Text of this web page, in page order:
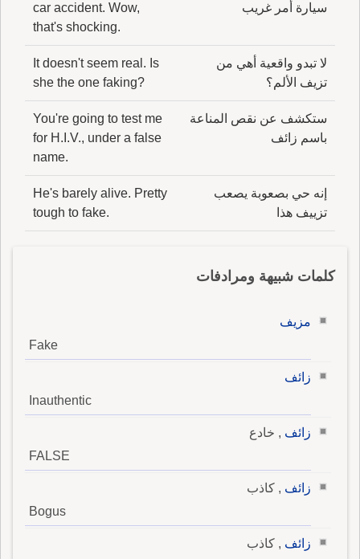
سيارة أمر غريب
car accident. Wow,
that's shocking.
لا تبدو واقعية أهي من
تزيف الألم؟
It doesn't seem real. Is
she the one faking?
ستكشف عن نقص المناعة
باسم زائف
You're going to test me
for H.I.V., under a false
name.
إنه حي بصعوبة يصعب
تزييف هذا
He's barely alive. Pretty
tough to fake.
كلمات شبيهة ومرادفات
مزيف
Fake
زائف
Inauthentic
زائف , خادع
FALSE
زائف , كاذب
Bogus
زائف , كاذب